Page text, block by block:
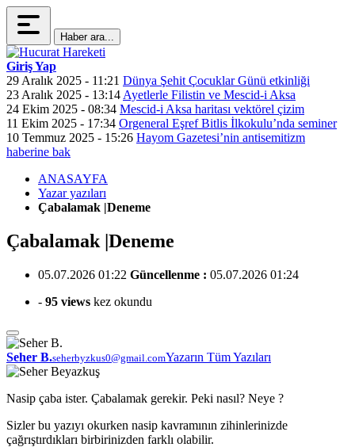
Haber ara...
Giriş Yap
29 Aralık 2025 - 11:21 Dünya Şehit Çocuklar Günü etkinliği
23 Aralık 2025 - 13:14 Ayetlerle Filistin ve Mescid-i Aksa
24 Ekim 2025 - 08:34 Mescid-i Aksa haritası vektörel çizim
11 Ekim 2025 - 17:34 Orgeneral Eşref Bitlis İlkokulu’nda seminer
10 Temmuz 2025 - 15:26 Hayom Gazetesi’nin antisemitizm
haberine bak
ANASAYFA
Yazar yazıları
Çabalamak |Deneme
Çabalamak |Deneme
05.07.2026 01:22 Güncellenme : 05.07.2026 01:24
- 95 views kez okundu
Seher B.seherbyzkus0@gmail.comYazarın Tüm Yazıları
Nasip çaba ister. Çabalamak gerekir. Peki nasıl? Neye ?
Sizler bu yazıyı okurken nasip kavramının zihinlerinizde
çağrıştırdıkları birbirinizden farklı olabilir.